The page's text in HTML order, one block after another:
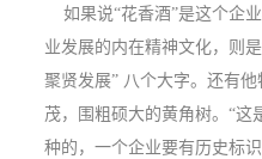
如果说“花香酒”是这个企
业发展的内在精神文化，则
聚贤发展” 八个大字。还有
茂，围粗硕大的黄角树。“这
种的，一个企业要有历史标